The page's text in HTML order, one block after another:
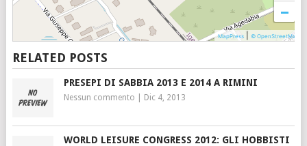
−
MapPress| © OpenStreetMap
RELATED POSTS
PRESEPI DI SABBIA 2013 E 2014 A RIMINI
Nessun commento Dic 4, 2013
WORLD LEISURE CONGRESS 2012: GLI HOBBISTI